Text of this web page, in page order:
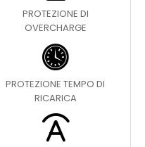
PROTEZIONE DI
OVERCHARGE
PROTEZIONE TEMPO DI
RICARICA